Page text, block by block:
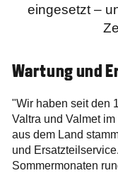
eingesetzt –
Wartung und
"Wir haben seit den
Valtra und Valmet
aus dem Land
und
Sommermonaten